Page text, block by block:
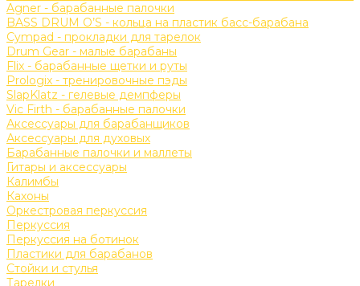
Agner - барабанные палочки
BASS DRUM O’S - кольца на пластик басс-барабана
Cympad - прокладки для тарелок
Drum Gear - малые барабаны
Flix - барабанные щетки и руты
Prologix - тренировочные пэды
SlapKlatz - гелевые демпферы
Vic Firth - барабанные палочки
Аксессуары для барабанщиков
Аксессуары для духовых
Барабанные палочки и маллеты
Гитары и аксессуары
Калимбы
Кахоны
Оркестровая перкуссия
Перкуссия
Перкуссия на ботинок
Пластики для барабанов
Стойки и стулья
Тарелки